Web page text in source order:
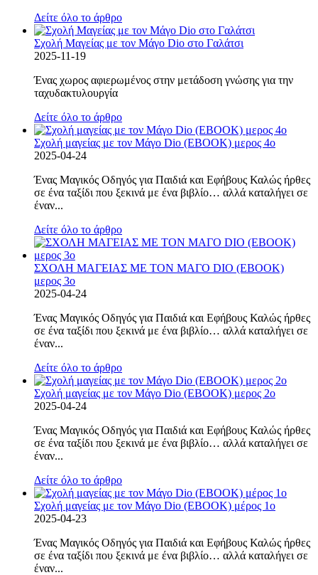
Δείτε όλο το άρθρο
Σχολή Μαγείας με τον Μάγο Dio στο Γαλάτσι
2025-11-19
Ένας χωρος αφιερωμένος στην μετάδοση γνώσης για την
ταχυδακτυλουργία
Δείτε όλο το άρθρο
Σχολή μαγείας με τον Μάγο Dio (EBOOK) μερος 4ο
2025-04-24
Ένας Μαγικός Οδηγός για Παιδιά και Εφήβους Καλώς ήρθες
σε ένα ταξίδι που ξεκινά με ένα βιβλίο… αλλά καταλήγει σε
έναν...
Δείτε όλο το άρθρο
ΣΧΟΛΗ ΜΑΓΕΙΑΣ ΜΕ ΤΟΝ ΜΑΓΟ DIO (EBOOK)
μερος 3ο
2025-04-24
Ένας Μαγικός Οδηγός για Παιδιά και Εφήβους Καλώς ήρθες
σε ένα ταξίδι που ξεκινά με ένα βιβλίο… αλλά καταλήγει σε
έναν...
Δείτε όλο το άρθρο
Σχολή μαγείας με τον Μάγο Dio (EBOOK) μερος 2ο
2025-04-24
Ένας Μαγικός Οδηγός για Παιδιά και Εφήβους Καλώς ήρθες
σε ένα ταξίδι που ξεκινά με ένα βιβλίο… αλλά καταλήγει σε
έναν...
Δείτε όλο το άρθρο
Σχολή μαγείας με τον Μάγο Dio (EBOOK) μέρος 1ο
2025-04-23
Ένας Μαγικός Οδηγός για Παιδιά και Εφήβους Καλώς ήρθες
σε ένα ταξίδι που ξεκινά με ένα βιβλίο… αλλά καταλήγει σε
έναν...